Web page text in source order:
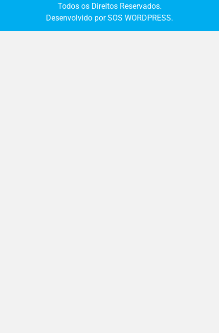
Todos os Direitos Reservados.
Desenvolvido por SOS WORDPRESS.